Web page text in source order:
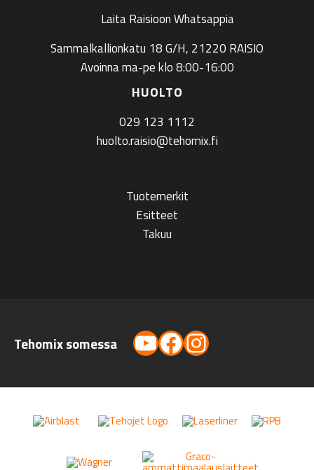
Laita Raisioon Whatsappia
Sammalkallionkatu 18 G/H, 21220 RAISIO
Avoinna ma-pe klo 8:00-16:00
HUOLTO
029 123 1112
huolto.raisio@tehomix.fi
Tuotemerkit
Esitteet
Takuu
Tehomix somessa YouTube
Facebook
Instagram